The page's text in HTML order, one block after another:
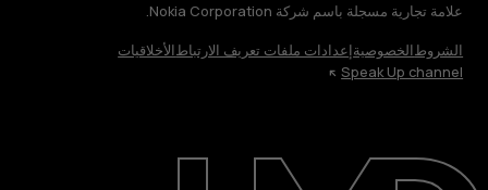
علامة تجارية مسجلة باسم شركة Nokia Corporation.
الشروطالخصوصيةإعدادات ملفات تعريف الارتباطالأخلاقيات
Speak Up channel